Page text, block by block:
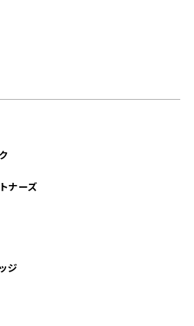
月
月
月
月
ナーズ
ジ